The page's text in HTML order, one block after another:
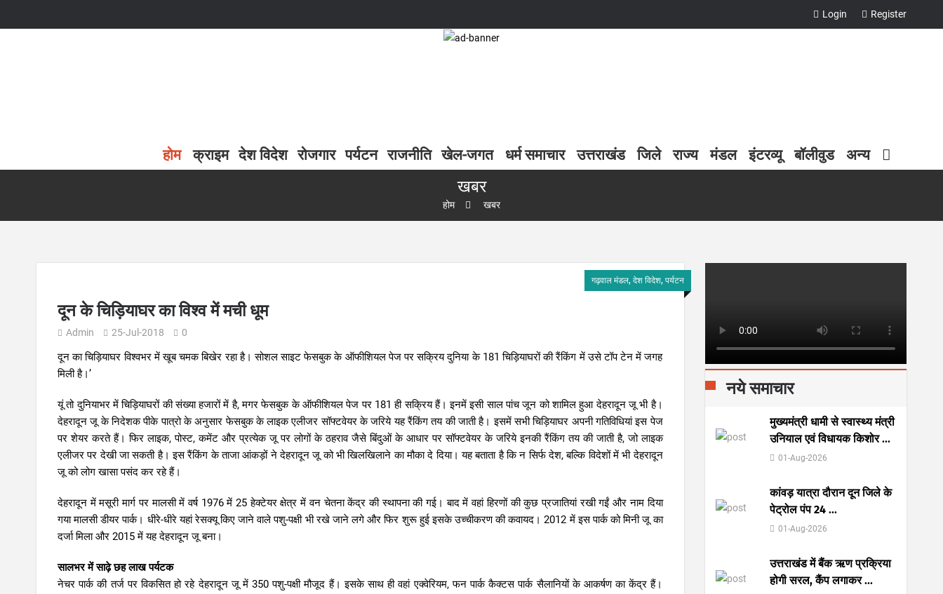
Login Register
होम क्राइम देश विदेश रोजगार पर्यटन राजनीति खेल-जगत धर्म समाचार उत्तराखंड जिले राज्य मंडल इंटरव्यू बॉलीवुड अन्य
खबर
होम खबर
गढ़वाल मंडल, देश विदेश, पर्यटन
दून के चिड़ियाघर का विश्व में मची धूम
Admin 25-Jul-2018 0
दून का चिड़ियाघर विश्वभर में खूब चमक बिखेर रहा है। सोशल साइट फेसबुक के ऑफीशियल पेज पर सक्रिय दुनिया के 181 चिड़ियाघरों की रैंकिंग में उसे टॉप टेन में जगह
मिली है।’
यूं तो दुनियाभर में चिड़ियाघरों की संख्या हजारों में है, मगर फेसबुक के ऑफीशियल पेज पर 181 ही सक्रिय हैं। इनमें इसी साल पांच जून को शामिल हुआ देहरादून जू भी है।
देहरादून जू के निदेशक पीके पात्रो के अनुसार फेसबुक के लाइक एलीजर सॉफ्टवेयर के जरिये यह रैंकिंग तय की जाती है। इसमें सभी चिड़ियाघर अपनी गतिविधियां इस पेज
पर शेयर करते हैं। फिर लाइक, पोस्ट, कमेंट और प्रत्येक जू पर लोगों के ठहराव जैसे बिंदुओं के आधार पर सॉफ्टवेयर के जरिये इनकी रैंकिंग तय की जाती है, जो लाइक
एलीजर पर देखी जा सकती है। इस रैंकिंग के ताजा आंकड़ों ने देहरादून जू को भी खिलखिलाने का मौका दे दिया। यह बताता है कि न सिर्फ देश, बल्कि विदेशों में भी देहरादून
जू को लोग खासा पसंद कर रहे हैं।
देहरादून में मसूरी मार्ग पर मालसी में वर्ष 1976 में 25 हेक्टेयर क्षेत्र में वन चेतना केंद्र की स्थापना की गई। बाद में वहां हिरणों की कुछ प्रजातियां रखी गईं और नाम दिया
गया मालसी डीयर पार्क। धीरे-धीरे यहां रेसक्यू किए जाने वाले पशु-पक्षी भी रखे जाने लगे और फिर शुरू हुई इसके उच्चीकरण की कवायद। 2012 में इस पार्क को मिनी जू का
दर्जा मिला और 2015 में यह देहरादून जू बना।
सालभर में साढ़े छह लाख पर्यटक
नेचर पार्क की तर्ज पर विकसित हो रहे देहरादून जू में 350 पशु-पक्षी मौजूद हैं। इसके साथ ही वहां एक्वेरियम, फन पार्क कैक्टस पार्क सैलानियों के आकर्षण का केंद्र हैं।
नये समाचार
मुख्यमंत्री धामी से स्वास्थ्य मंत्री
उनियाल एवं विधायक किशोर...
01-Aug-2026
कांवड़ यात्रा दौरान दून जिले के
पेट्रोल पंप 24 ...
01-Aug-2026
उत्तराखंड में बैंक ऋण प्रक्रिया
होगी सरल, कैंप लगाकर...